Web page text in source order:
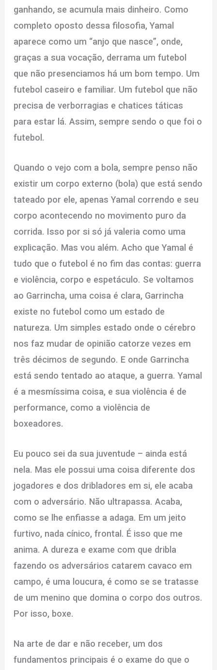
ganhando, se acumula mais dinheiro. Como
completo oposto dessa filosofia, Yamal
aparece como um “anjo que nasce”, onde,
graças a sua vocação, derrama um futebol
que não presenciamos há um bom tempo. Um
futebol caseiro e familiar. Um futebol que não
precisa de verborragias e chatices táticas
para estar lá. Assim, sempre sendo o que foi o
futebol.
Quando o vejo com a bola, sempre penso não
existir um corpo externo (bola) que está sendo
tateado por ele, apenas Yamal correndo e seu
corpo acontecendo no movimento puro da
corrida. Isso por si só já valeria como uma
explicação. Mas vou além. Acho que Yamal é
tudo que o futebol é no fim das contas: guerra
e violência, corpo e espetáculo. Se voltamos
ao Garrincha, uma coisa é clara, Garrincha
existe no futebol como um estado de
natureza. Um simples estado onde o cérebro
nos faz mudar de opinião catorze vezes em
três décimos de segundo. E onde Garrincha
está sendo tentado ao ataque, a guerra. Yamal
é a mesmíssima coisa, e sua violência é de
performance, como a violência de
boxeadores.
Eu pouco sei da sua juventude – ainda está
nela. Mas ele possui uma coisa diferente dos
jogadores e dos dribladores em si, ele acaba
com o adversário. Não ultrapassa. Acaba,
como se lhe enfiasse a adaga. Em um jeito
furtivo, nada cínico, frontal. É isso que me
anima. A dureza e exame com que dribla
fazendo os adversários catarem cavaco em
campo, é uma loucura, é como se se tratasse
de um menino que domina o corpo dos outros.
Por isso, boxe.
Na arte de dar e não receber, um dos
fundamentos principais é o exame do que o